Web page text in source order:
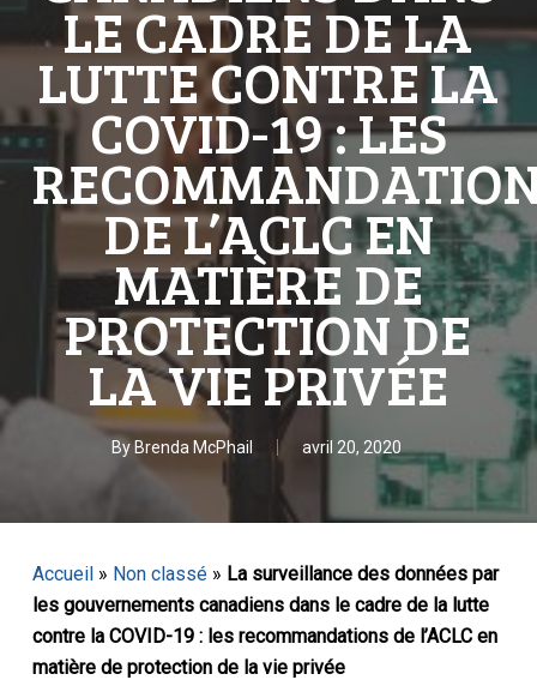
LE CADRE DE LA
LUTTE CONTRE LA
COVID-19 : LES
DE L’ACLC EN
MATIÈRE DE
PROTECTION DE
LA VIE PRIVÉE
By Brenda McPhail avril 20, 2020
Accueil» Non classé» La surveillance des données par
les gouvernements canadiens dans le cadre de la lutte
contre la COVID-19 : les recommandations de l’ACLC en
matière de protection de la vie privée